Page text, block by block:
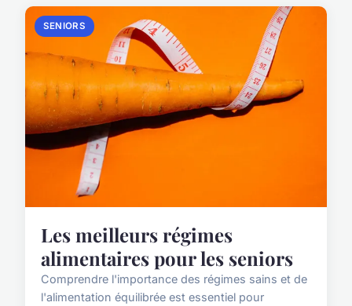
SENIORS
Les meilleurs régimes
alimentaires pour les seniors
Comprendre l'importance des régimes sains et de
l'alimentation équilibrée est essentiel pour